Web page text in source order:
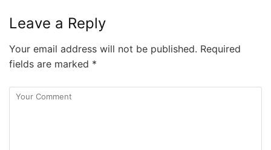
Leave a Reply
Your email address will not be published. Required
fields are marked *